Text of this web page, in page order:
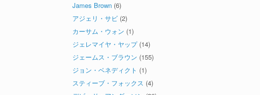
James Brown (6)
アジェリ・サビ (2)
カーサム・ウォン (1)
ジェレマイヤ・ヤップ(14)
ジェームス・ブラウン (155)
ジョン・ベネディクト (1)
スティーブ・フォックス (4)